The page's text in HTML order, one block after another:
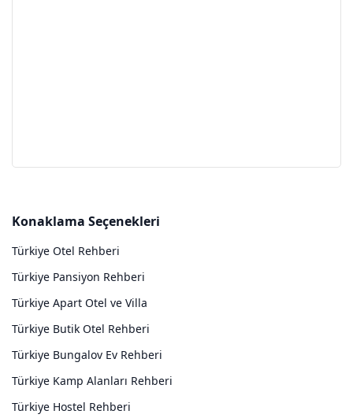
Konaklama Seçenekleri
Türkiye Otel Rehberi
Türkiye Pansiyon Rehberi
Türkiye Apart Otel ve Villa
Türkiye Butik Otel Rehberi
Türkiye Bungalov Ev Rehberi
Türkiye Kamp Alanları Rehberi
Türkiye Hostel Rehberi